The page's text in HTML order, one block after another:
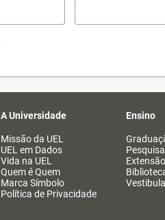
A Universidade
Missão da UEL
UEL em Dados
Vida na UEL
Quem é Quem
Marca Símbolo
Política de Privacidade
Ensino
Extensão